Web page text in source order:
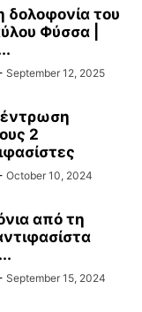
δολοφονία του
Φύσσα |
September 12, 2025
2
October 10, 2024
από τη
September 15, 2024